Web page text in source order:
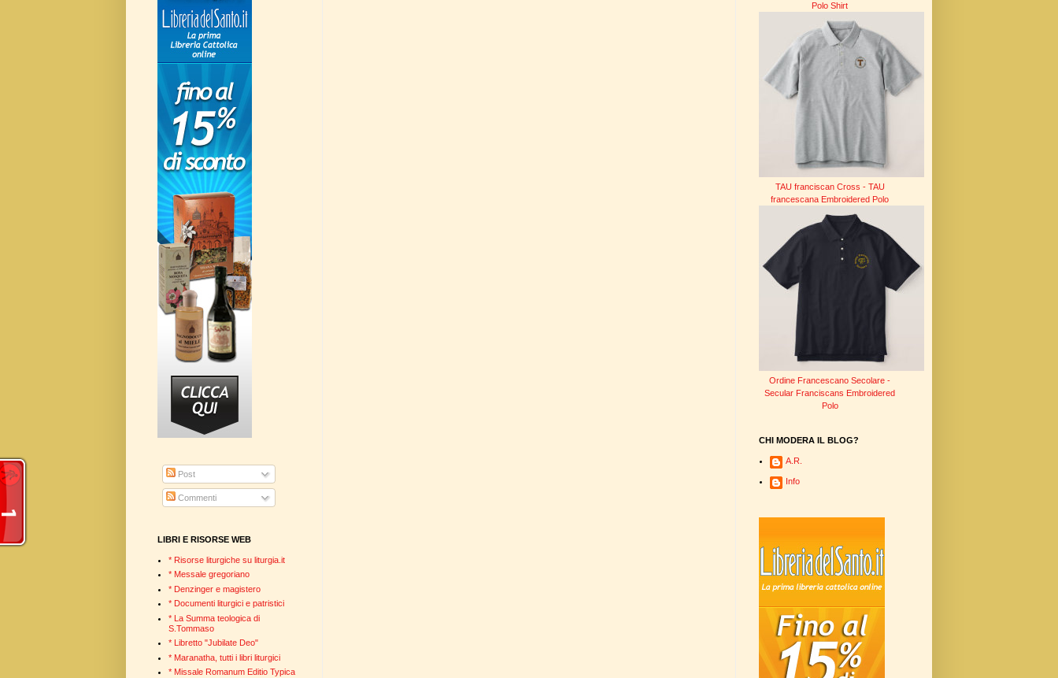
Post
Commenti
LIBRI E RISORSE WEB
* Risorse liturgiche su liturgia.it
* Messale gregoriano
* Denzinger e magistero
* Documenti liturgici e patristici
* La Summa teologica di
S.Tommaso
* Libretto "Jubilate Deo"
* Maranatha, tutti i libri liturgici
* Missale Romanum Editio Typica
Polo Shirt
TAU franciscan Cross - TAU
francescana Embroidered Polo
Ordine Francescano Secolare -
Secular Franciscans Embroidered
Polo
CHI MODERA IL BLOG?
A.R.
Info